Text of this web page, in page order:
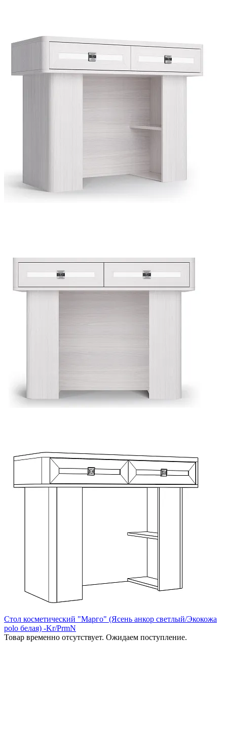
Стол косметический "Марго" (Ясень анкор светлый/Экокожа
polo белая) -Kr/PrmN
Товар временно отсутствует. Ожидаем поступление.